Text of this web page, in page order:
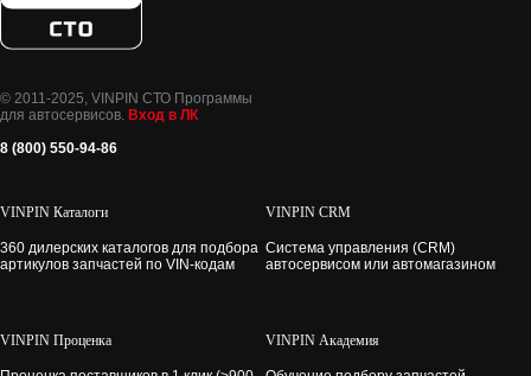
© 2011-2025, VINPIN СТО Программы
для автосервисов. Вход в ЛК
8 (800) 550-94-86
VINPIN Каталоги
360 дилерских каталогов для подбора
артикулов запчастей по VIN-кодам
VINPIN CRM
Система управления (CRM)
автосервисом или автомагазином
VINPIN Проценка VINPIN Академия